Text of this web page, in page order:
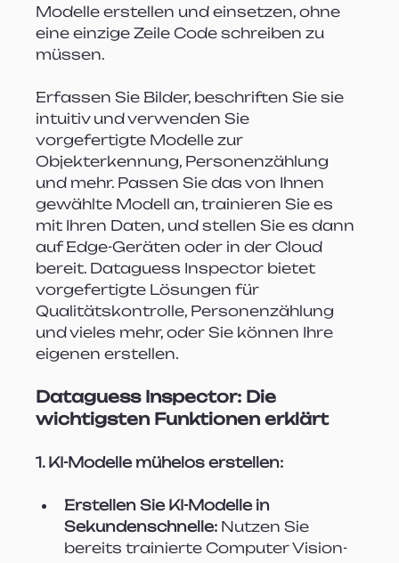
Modelle erstellen und einsetzen, ohne
eine einzige Zeile Code schreiben zu
müssen.
Erfassen Sie Bilder, beschriften Sie sie
intuitiv und verwenden Sie
vorgefertigte Modelle zur
Objekterkennung, Personenzählung
und mehr. Passen Sie das von Ihnen
gewählte Modell an, trainieren Sie es
mit Ihren Daten, und stellen Sie es dann
auf Edge-Geräten oder in der Cloud
bereit. Dataguess Inspector bietet
vorgefertigte Lösungen für
Qualitätskontrolle, Personenzählung
und vieles mehr, oder Sie können Ihre
eigenen erstellen.
Dataguess Inspector: Die
wichtigsten Funktionen erklärt
1. KI-Modelle mühelos erstellen:
Erstellen Sie KI-Modelle in
Sekundenschnelle: Nutzen Sie
bereits trainierte Computer Vision-